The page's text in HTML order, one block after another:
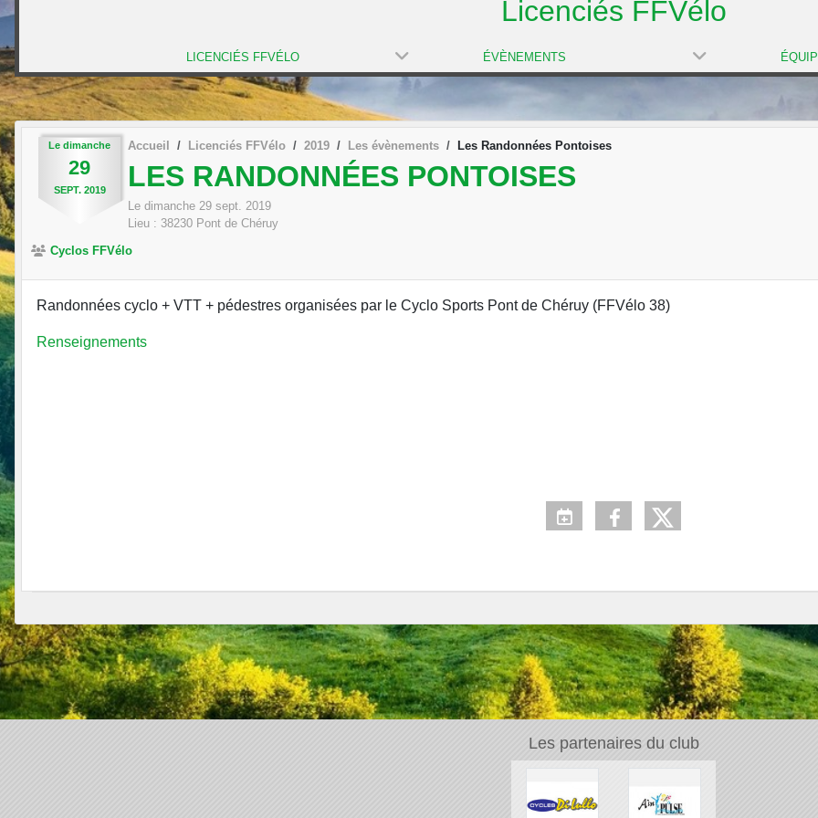
Licenciés FFVélo
LICENCIÉS FFVÉLO ÉVÈNEMENTS
Le dimanche
29
SEPT. 2019
Accueil Licenciés FFVélo 2019 Les évènements Les Randonnées Pontoises
LES RANDONNÉES PONTOISES
Le dimanche 29 sept. 2019
Lieu : 38230 Pont de Chéruy
Cyclos FFVélo
Randonnées cyclo + VTT + pédestres organisées par le Cyclo Sports Pont de Chéruy (FFVélo 38)
Renseignements
Les partenaires du club